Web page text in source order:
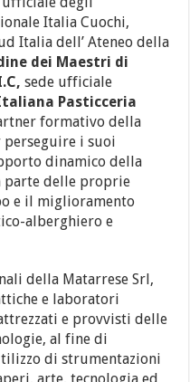
Italia Cuochi,
Italia dell’ Ateneo della
dei Maestri di
sede ufficiale
Pasticceria
formativo della
perseguire i suoi
dinamico della
parte delle proprie
e il miglioramento
alberghiero e
della Matarrese Srl,
e laboratori
e provvisti delle
al fine di
di strumentazioni